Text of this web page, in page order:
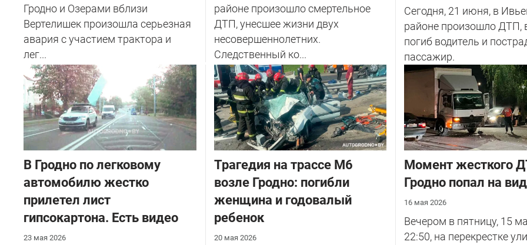
Гродно и Озерами вблизи
Вертелишек произошла серьезная
авария с участием трактора и
лег...
районе произошло смертельное
ДТП, унесшее жизни двух
несовершеннолетних.
Следственный ко...
Сегодня, 21 июня, в
районе произошло ДТП,
погиб водитель и
пассажир.
В Гродно по легковому
автомобилю жестко
прилетел лист
гипсокартона. Есть видео
23 мая 2026
Трагедия на трассе М6
возле Гродно: погибли
женщина и годовалый
ребенок
20 мая 2026
Момент жесткого
Гродно попал на
16 мая 2026
Вечером в пятницу, 15
22:50, на перекрестке